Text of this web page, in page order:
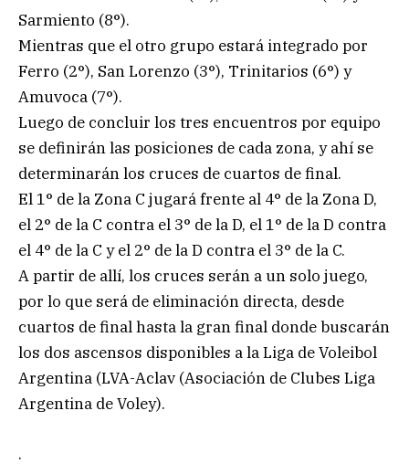
Sarmiento (8°).
Mientras que el otro grupo estará integrado por
Ferro (2°), San Lorenzo (3°), Trinitarios (6°) y
Amuvoca (7°).
Luego de concluir los tres encuentros por equipo
se definirán las posiciones de cada zona, y ahí se
determinarán los cruces de cuartos de final.
El 1° de la Zona C jugará frente al 4° de la Zona D,
el 2° de la C contra el 3° de la D, el 1° de la D contra
el 4° de la C y el 2° de la D contra el 3° de la C.
A partir de allí, los cruces serán a un solo juego,
por lo que será de eliminación directa, desde
cuartos de final hasta la gran final donde buscarán
los dos ascensos disponibles a la Liga de Voleibol
Argentina (LVA-Aclav (Asociación de Clubes Liga
Argentina de Voley).
.